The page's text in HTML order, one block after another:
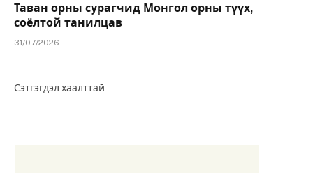
Таван орны сурагчид Монгол орны түүх,
соёлтой танилцав
31/07/2026
Сэтгэгдэл хаалттай